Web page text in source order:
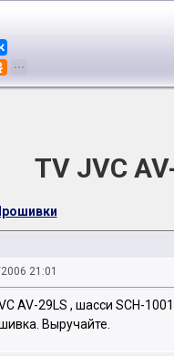
TV JVC
21:01
AV-29LS , шасси SCH-
Выручайте.